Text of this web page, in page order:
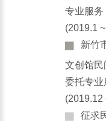
专业服务
(2019.1
新竹
文创馆民
委托专业
(2019.12
征求